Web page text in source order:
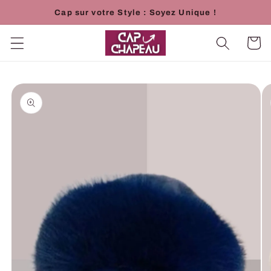
passer
contenu
Cap sur votre Style : Soyez Unique !
Panier
Passer aux
informations
produits